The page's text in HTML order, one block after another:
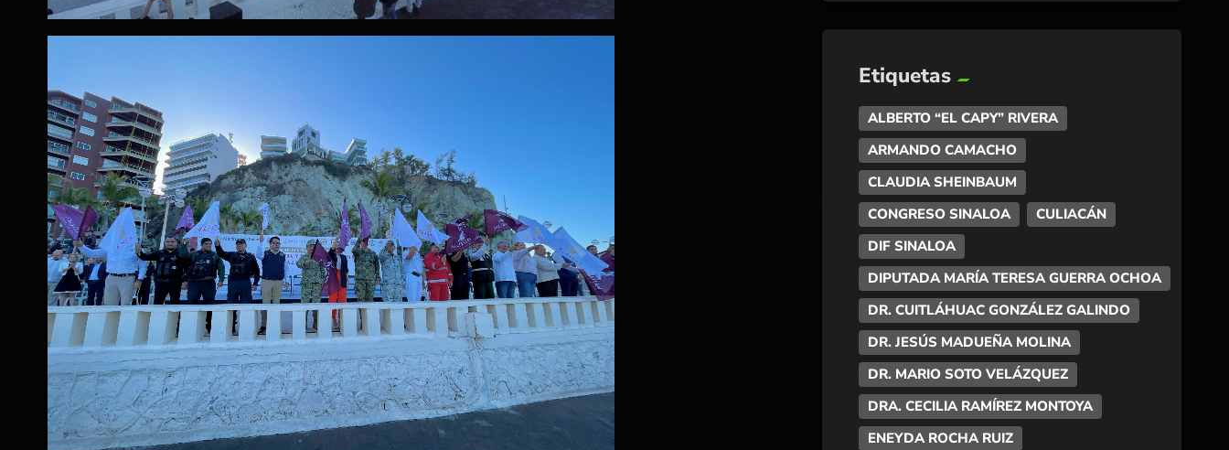
Etiquetas
ALBERTO “EL CAPY” RIVERA
ARMANDO CAMACHO
CLAUDIA SHEINBAUM
CONGRESO SINALOA
CULIACÁN
DIF SINALOA
DIPUTADA MARÍA TERESA GUERRA OCHOA
DR. CUITLÁHUAC GONZÁLEZ GALINDO
DR. JESÚS MADUEÑA MOLINA
DR. MARIO SOTO VELÁZQUEZ
DRA. CECILIA RAMÍREZ MONTOYA
ENEYDA ROCHA RUIZ